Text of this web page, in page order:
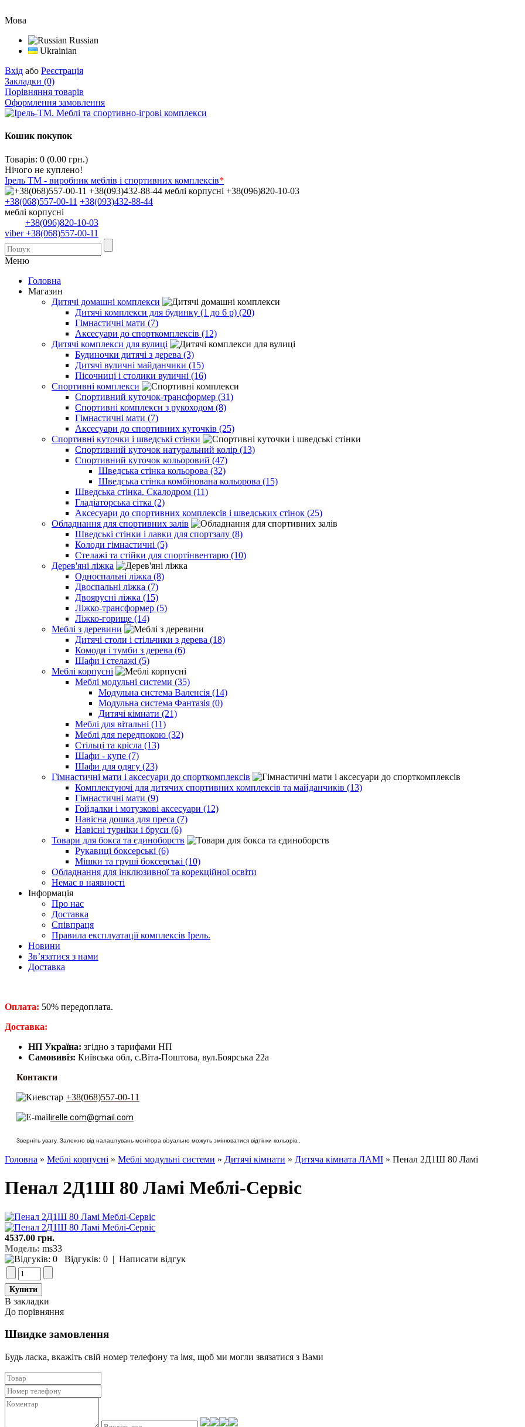
Мова
Russian
Ukrainian
Вхід або Реєстрація
Закладки (0)
Порівняння товарів
Оформлення замовлення
Кошик покупок
Товарів: 0 (0.00 грн.)
Нічого не куплено!
Ірель ТМ - виробник меблів і спортивних комплексів*
+38(068)557-00-11 +38(093)432-88-44
меблі корпусні
+38(096)820-10-03
viber +38(068)557-00-11
Меню
Головна
Магазин
Дитячі домашні комплекси
Дитячі комплекси для будинку (1 до 6 р) (20)
Гімнастичні мати (7)
Аксесуари до спорткомплексів (12)
Дитячі комплекси для вулиці
Будиночки дитячі з дерева (3)
Дитячі вуличні майданчики (15)
Пісочниці і столики вуличні (16)
Спортивні комплекси
Спортивний куточок-трансформер (31)
Спортивні комплекси з рукоходом (8)
Гімнастичні мати (7)
Аксесуари до спортивних куточків (25)
Спортивні куточки і шведські стінки
Спортивний куточок натуральний колір (13)
Спортивний куточок кольоровий (47)
Шведська стінка кольорова (32)
Шведська стінка комбінована кольорова (15)
Шведська стінка. Скалодром (11)
Гладіаторська сітка (2)
Аксесуари до спортивних комплексів і шведських стінок (25)
Обладнання для спортивних залів
Шведські стінки і лавки для спортзалу (8)
Колоди гімнастичні (5)
Стелажі та стійки для спортінвентарю (10)
Дерев'яні ліжка
Односпальні ліжка (8)
Двоспальні ліжка (7)
Двоярусні ліжка (15)
Ліжко-трансформер (5)
Ліжко-горище (14)
Меблі з деревини
Дитячі столи і стільчики з дерева (18)
Комоди і тумби з дерева (6)
Шафи і стелажі (5)
Меблі корпусні
Меблі модульні системи (35)
Модульна система Валенсія (14)
Модульна система Фантазія (0)
Дитячі кімнати (21)
Меблі для вітальні (11)
Меблі для передпокою (32)
Стільці та крісла (13)
Шафи - купе (7)
Шафи для одягу (23)
Гімнастичні мати і аксесуари до спорткомплексів
Комплектуючі для дитячих спортивних комплексів та майданчиків (13)
Гімнастичні мати (9)
Гойдалки і мотузкові аксесуари (12)
Навісна дошка для преса (7)
Навісні турніки і бруси (6)
Товари для бокса та єдиноборств
Рукавиці боксерські (6)
Мішки та груші боксерські (10)
Обладнання для інклюзивної та корекційної освіти
Немає в наявності
Інформація
Про нас
Доставка
Співпраця
Правила експлуатації комплексів Ірель.
Новини
Зв’язатися з нами
Доставка
Оплата: 50% передоплата.
​Доставка:
НП Україна: згідно з тарифами НП
Самовивіз: Київська обл, с.Віта-Поштова, вул.Боярська 22а
Контакти
+38(068)557-00-11
irelle.com@gmail.com
Зверніть увагу. Залежно від налаштувань монітора візуально можуть змінюватися відтінки кольорів..
Головна » Меблі корпусні » Меблі модульні системи » Дитячі кімнати » Дитяча кімната ЛАМІ » Пенал 2Д1Ш 80 Ламі
Пенал 2Д1Ш 80 Ламі Меблі-Сервіс
4537.00 грн.
Модель: ms33
Відгуків: 0 | Написати відгук
В закладки
До порівняння
Швидке замовлення
Будь ласка, вкажіть свій номер телефону та iмя, щоб ми могли звязатися з Вами